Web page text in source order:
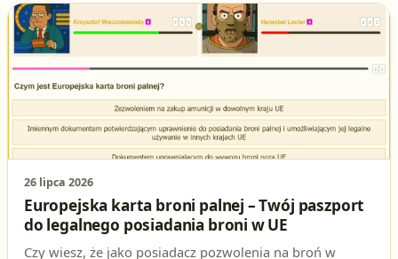
26 lipca 2026
Europejska karta broni palnej – Twój paszport
do legalnego posiadania broni w UE
Czy wiesz, że jako posiadacz pozwolenia na broń w